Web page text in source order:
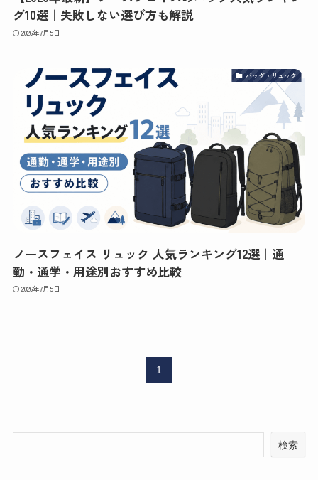
グ10選｜失敗しない選び方も解説
2026年7月5日
バッグ・リュック
ノースフェイス リュック 人気ランキング12選｜通
勤・通学・用途別おすすめ比較
2026年7月5日
1
検索